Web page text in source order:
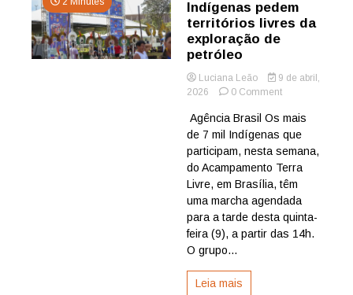
Indígenas pedem
territórios livres da
exploração de
petróleo
Luciana Leão
9 de abril,
2026
0 Commenton
pedem
territórios
livres
da
de
petróleo
Agência Brasil Os mais
de 7 mil Indígenas que
participam, nesta semana,
do Acampamento Terra
Livre, em Brasília, têm
uma marcha agendada
para a tarde desta quinta-
feira (9), a partir das 14h.
O grupo...
Leia mais